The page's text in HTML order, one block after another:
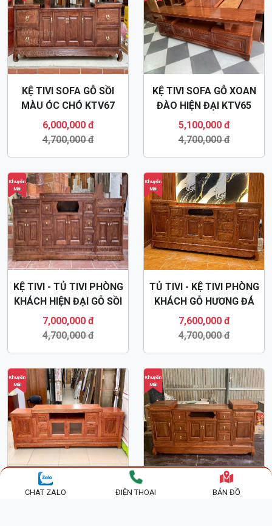
KỆ TIVI SOFA GỖ SỒI
MÀU ÓC CHÓ KTV67
6,000,000 đ
4,700,000 đ
KỆ TIVI SOFA GỖ XOAN
ĐÀO HIỆN ĐẠI KTV65
5,100,000 đ
4,700,000 đ
Khuyến
Mãi
KỆ TIVI - TỦ TIVI PHÒNG
KHÁCH HIỆN ĐẠI GỖ SỒI
KTV58
7,000,000 đ
4,700,000 đ
Khuyến
Mãi
TỦ TIVI - KỆ TIVI PHÒNG
KHÁCH GỖ HƯƠNG ĐÁ
HIỆN ĐẠI KTV14
7,600,000 đ
4,700,000 đ
Khuyến
Mãi
KỆ TIVI GỖ HƯƠNG ĐÁ
MẪU HIỆN ĐẠI KTV74
Khuyến
Mãi
KỆ TIVI - TỦ TIVI PHÒNG
KHÁCH HIỆN ĐẠI GỖ
CHAT ZALO ĐIỆN THOẠI BẢN ĐỒ